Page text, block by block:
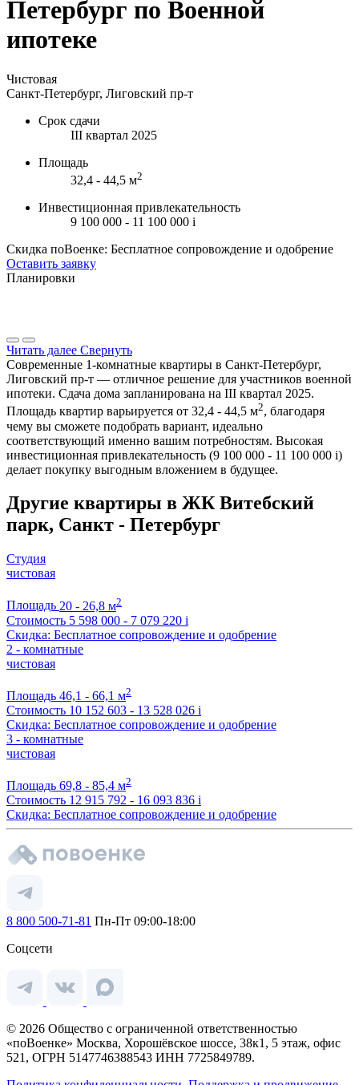
Петербург по Военной
ипотеке
Чистовая
Санкт-Петербург, Лиговский пр-т
Срок сдачи
III квартал 2025
Площадь
32,4 - 44,5 м2
Инвестиционная привлекательность
9 100 000 - 11 100 000 i
Скидка поВоенке: Бесплатное сопровождение и одобрение
Оставить заявку
Планировки
Читать далее Свернуть
Современные 1-комнатные квартиры в Санкт-Петербург,
Лиговский пр-т — отличное решение для участников военной
ипотеки. Сдача дома запланирована на III квартал 2025.
Площадь квартир варьируется от 32,4 - 44,5 м2, благодаря
чему вы сможете подобрать вариант, идеально
соответствующий именно вашим потребностям. Высокая
инвестиционная привлекательность (9 100 000 - 11 100 000 i)
делает покупку выгодным вложением в будущее.
Другие квартиры в ЖК Витебский
парк, Санкт - Петербург
Студия
чистовая
Площадь 20 - 26,8 м2
Стоимость 5 598 000 - 7 079 220 i
Скидка: Бесплатное сопровождение и одобрение
2 - комнатные
чистовая
Площадь 46,1 - 66,1 м2
Стоимость 10 152 603 - 13 528 026 i
Скидка: Бесплатное сопровождение и одобрение
3 - комнатные
чистовая
Площадь 69,8 - 85,4 м2
Стоимость 12 915 792 - 16 093 836 i
Скидка: Бесплатное сопровождение и одобрение
8 800 500-71-81 Пн-Пт 09:00-18:00
Соцсети
© 2026 Общество с ограниченной ответственностью
«поВоенке» Москва, Хорошёвское шоссе, 38к1, 5 этаж, офис
521, ОГРН 5147746388543 ИНН 7725849789.